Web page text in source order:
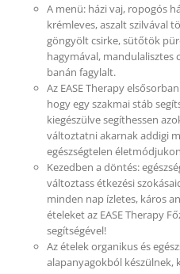
A menü: házi vaj, ropogós
krémleves, aszalt szilvával
göngyölt csirke, sütőtök
hagymával, mandulalisztes
banán fagylalt.
Az EASE Therapy
hogy egy szakmai stáb
kiegészülve segíthessen
változtatni akarnak addigi
egészségtelen
Kezedben a döntés:
változtass étkezési
minden nap ízletes, káros
ételeket az EASE Therapy
segítségével!
Az ételek organikus és
alapanyagokból készülnek,